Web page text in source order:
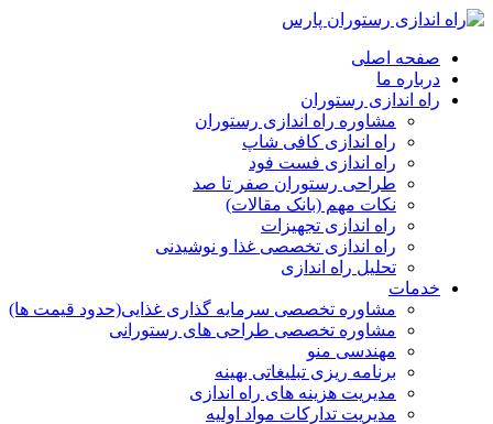
صفحه اصلی
درباره ما
راه اندازی رستوران
مشاوره راه اندازی رستوران
راه اندازی کافی شاپ
راه اندازی فست فود
طراحی رستوران صفر تا صد
نکات مهم (بانک مقالات)
راه اندازی تجهیزات
راه اندازی تخصصی غذا و نوشیدنی
تحلیل راه اندازی
خدمات
مشاوره تخصصی سرمایه گذاری غذایی(حدود قیمت ها)
مشاوره تخصصی طراحی های رستورانی
مهندسی منو
برنامه ریزی تبلیغاتی بهینه
مدیریت هزینه های راه اندازی
مدیریت تدارکات مواد اولیه